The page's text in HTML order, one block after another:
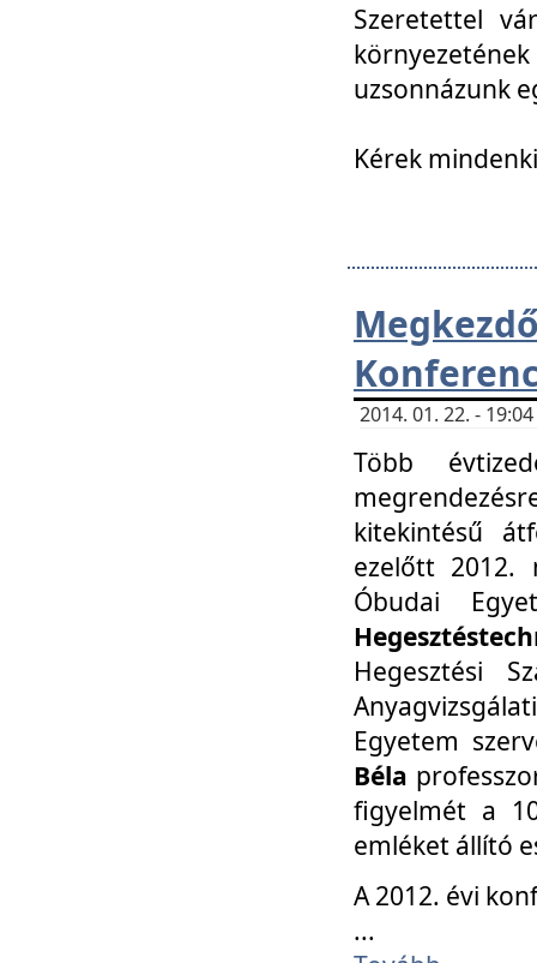
Szeretettel
uzsonnázunk
Kérek
2014. 01. 22. -
Több
kitekintésű
ezelőtt 2012.
Óbudai
Hegesztési
Egyetem
Béla
figyelmét a
emléket állító
A 2012. évi
...